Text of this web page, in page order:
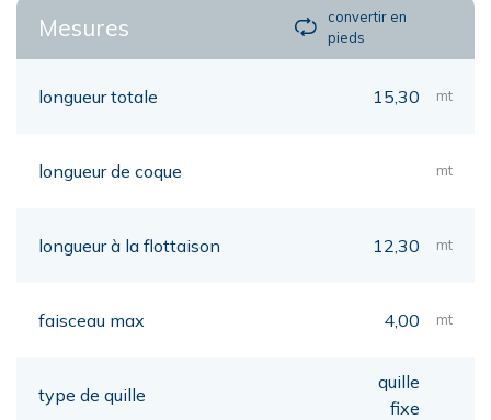
Mesures
convertir en
pieds
longueur totale 15,30 mt
longueur de coque mt
longueur à la flottaison 12,30 mt
faisceau max 4,00 mt
type de quille
quille
fixe